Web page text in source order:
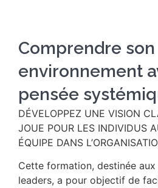
Comprendre son
environnement
pensée
DÉVELOPPEZ UNE VISION
JOUE POUR LES INDIVIDUS
ÉQUIPE DANS
Cette formation, destinée
leaders, a pour objectif de